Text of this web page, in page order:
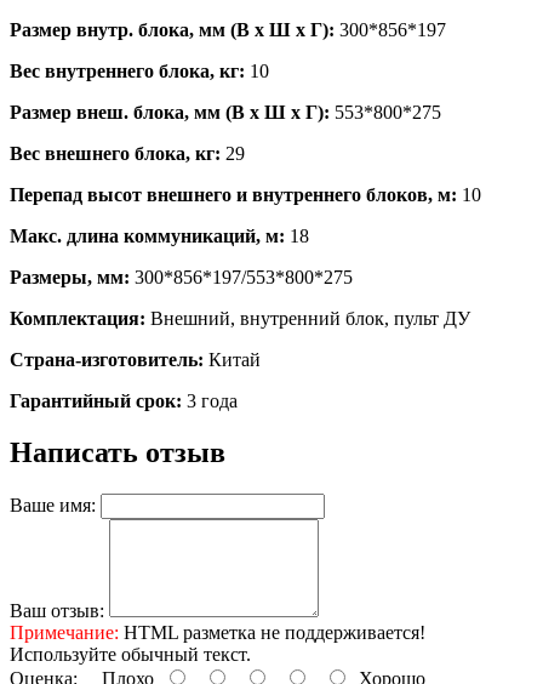
Размер внутр. блока, мм (В x Ш x Г): 300*856*197
Вес внутреннего блока, кг: 10
Размер внеш. блока, мм (В x Ш x Г): 553*800*275
Вес внешнего блока, кг: 29
Перепад высот внешнего и внутреннего блоков, м: 10
Макс. длина коммуникаций, м: 18
Размеры, мм: 300*856*197/553*800*275
Комплектация: Внешний, внутренний блок, пульт ДУ
Страна-изготовитель: Китай
Гарантийный срок: 3 года
Написать отзыв
Ваше имя:
Ваш отзыв:
Примечание: HTML разметка не поддерживается!
Используйте обычный текст.
Оценка: Плохо Хорошо